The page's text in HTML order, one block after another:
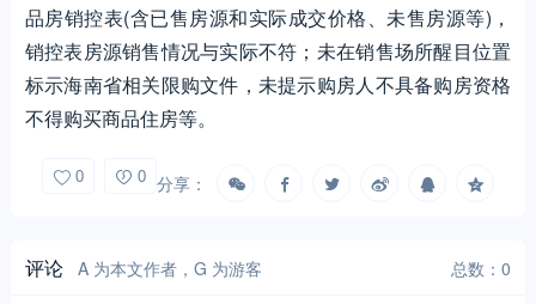
品房销控表(含已售房源和实际成交价格、未售房源等)，
销控表房源销售情况与实际不符；未在销售场所醒目位置
标示海南省相关限购文件，未提示购房人不具备购房资格
不得购买商品住房等。
0 0 分享：
评论 A 为本文作者，G 为游客 总数：0